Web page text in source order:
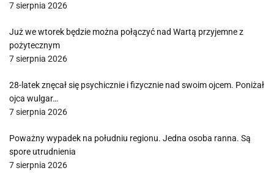
7 sierpnia 2026
Już we wtorek będzie można połączyć nad Wartą przyjemne z
pożytecznym
7 sierpnia 2026
28-latek znęcał się psychicznie i fizycznie nad swoim ojcem. Poniżał
ojca wulgar…
7 sierpnia 2026
Poważny wypadek na południu regionu. Jedna osoba ranna. Są
spore utrudnienia
7 sierpnia 2026